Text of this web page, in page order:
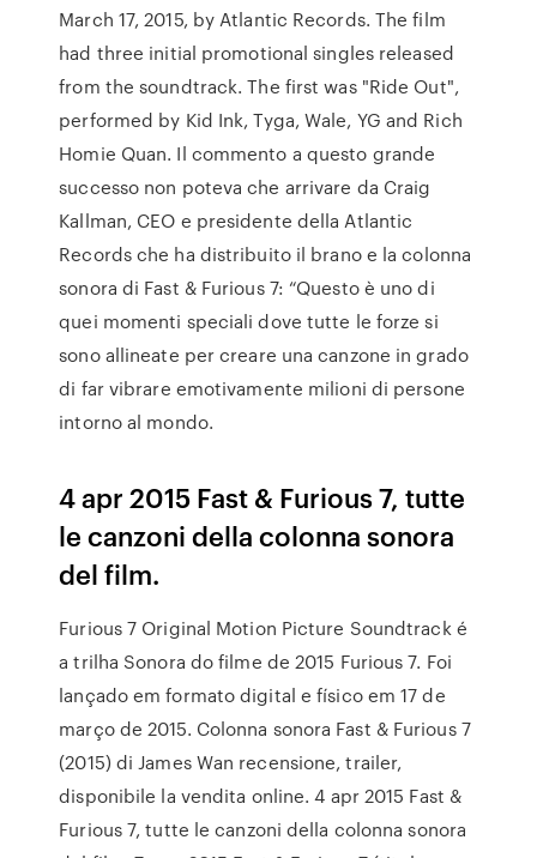
March 17, 2015, by Atlantic Records. The film
had three initial promotional singles released
from the soundtrack. The first was "Ride Out",
performed by Kid Ink, Tyga, Wale, YG and Rich
Homie Quan. Il commento a questo grande
successo non poteva che arrivare da Craig
Kallman, CEO e presidente della Atlantic
Records che ha distribuito il brano e la colonna
sonora di Fast & Furious 7: “Questo è uno di
quei momenti speciali dove tutte le forze si
sono allineate per creare una canzone in grado
di far vibrare emotivamente milioni di persone
intorno al mondo.
4 apr 2015 Fast & Furious 7, tutte
le canzoni della colonna sonora
del film.
Furious 7 Original Motion Picture Soundtrack é
a trilha Sonora do filme de 2015 Furious 7. Foi
lançado em formato digital e físico em 17 de
março de 2015. Colonna sonora Fast & Furious 7
(2015) di James Wan recensione, trailer,
disponibile la vendita online. 4 apr 2015 Fast &
Furious 7, tutte le canzoni della colonna sonora